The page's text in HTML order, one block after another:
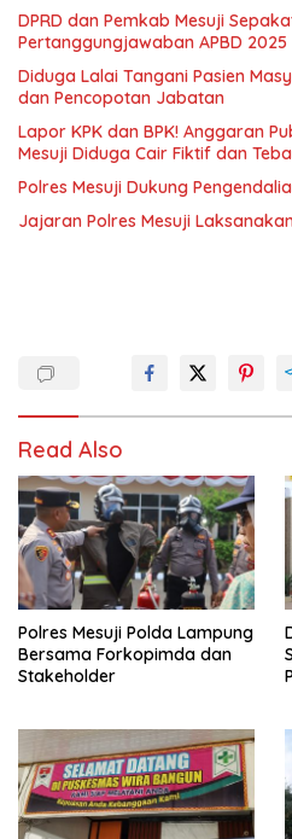
DPRD dan Pemkab Mesuji
Pertanggungjawaban APBD 2025
Diduga Lalai Tangani Pasien
dan Pencopotan Jabatan
Lapor KPK dan BPK! Anggaran
Mesuji Diduga Cair Fiktif dan
Polres Mesuji Dukung
Jajaran Polres Mesuji
Read Also
Polres Mesuji Polda Lampung
Bersama Forkopimda dan
Stakeholder